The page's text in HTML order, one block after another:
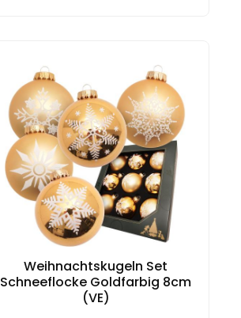
Weihnachtskugeln Set
Schneeflocke Goldfarbig 8cm
(VE)